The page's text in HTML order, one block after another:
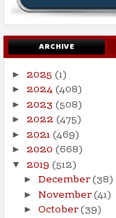
ARCHIVE
► 2025 (1)
► 2024(408)
► 2023 (508)
► 2022 (475)
► 2021(469)
► 2020 (668)
▼ 2019 (512)
► December(38)
► November(41)
► October(39)